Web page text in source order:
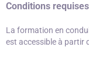
Conditions requises
La formation en
est accessible à partir